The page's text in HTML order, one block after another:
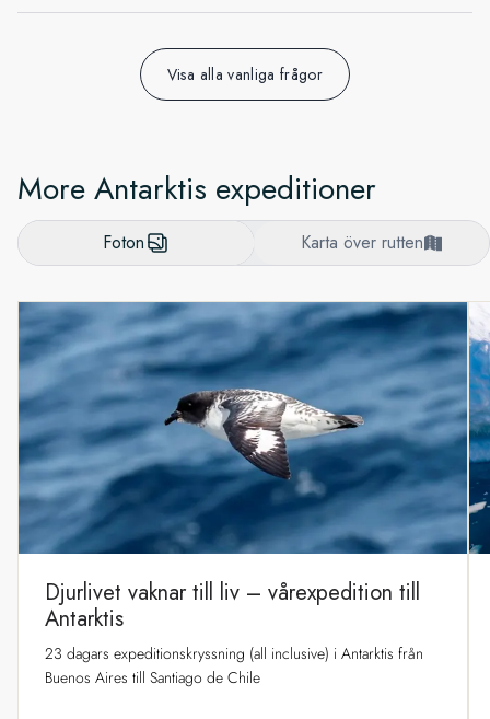
Visa alla vanliga frågor
More Antarktis expeditioner
Foton Karta över rutten
Djurlivet vaknar till liv – vårexpedition till
Antarktis
23 dagars expeditionskryssning (all inclusive) i Antarktis från
Buenos Aires till Santiago de Chile